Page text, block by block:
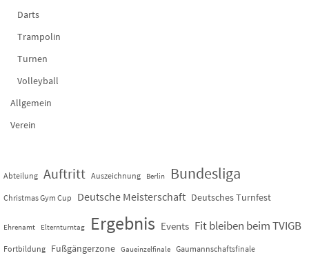
Darts
Trampolin
Turnen
Volleyball
Allgemein
Verein
Abteilung Auftritt Auszeichnung Berlin Bundesliga
Christmas Gym Cup Deutsche Meisterschaft Deutsches Turnfest
Ehrenamt Elternturntag Ergebnis Events Fit bleiben beim TVIGB
Fortbildung Fußgängerzone Gaueinzelfinale Gaumannschaftsfinale